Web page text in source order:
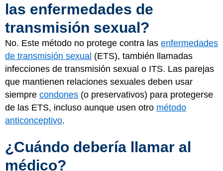
las enfermedades de
transmisión sexual?
No. Este método no protege contra las enfermedades
de transmisión sexual (ETS), también llamadas
infecciones de transmisión sexual o ITS. Las parejas
que mantienen relaciones sexuales deben usar
siempre condones (o preservativos) para protegerse
de las ETS, incluso aunque usen otro método
anticonceptivo.
¿Cuándo debería llamar al
médico?